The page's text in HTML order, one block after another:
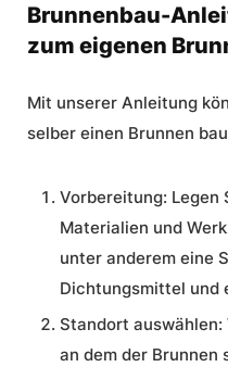
Brunnenbau-
zum eigenen
Mit unserer Anleitung
selber einen Brunnen
Vorbereitung: Legen
Materialien und
unter anderem eine
Dichtungsmittel und
Standort auswählen:
an dem der Brunnen